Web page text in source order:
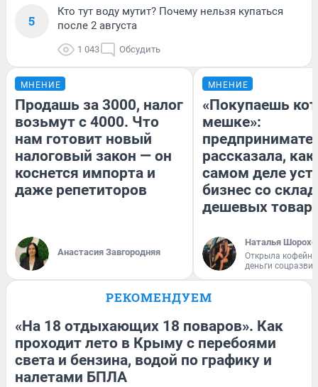
5
Кто тут воду мутит? Почему нельзя купаться
после 2 августа
1 043 Обсудить
МНЕНИЕ
Продашь за 3000, налог
возьмут с 4000. Что
нам готовит новый
налоговый закон — он
коснется импорта и
даже репетиторов
Анастасия Завгородняя
МНЕНИЕ
«Покупаешь
мешке»:
рассказала, как
самом деле
бизнес со
дешевых
Наталья
Открыла
деньги
РЕКОМЕНДУЕМ
«На 18 отдыхающих 18 поваров». Как
проходит лето в Крыму с перебоями
света и бензина, водой по графику и
налетами БПЛА